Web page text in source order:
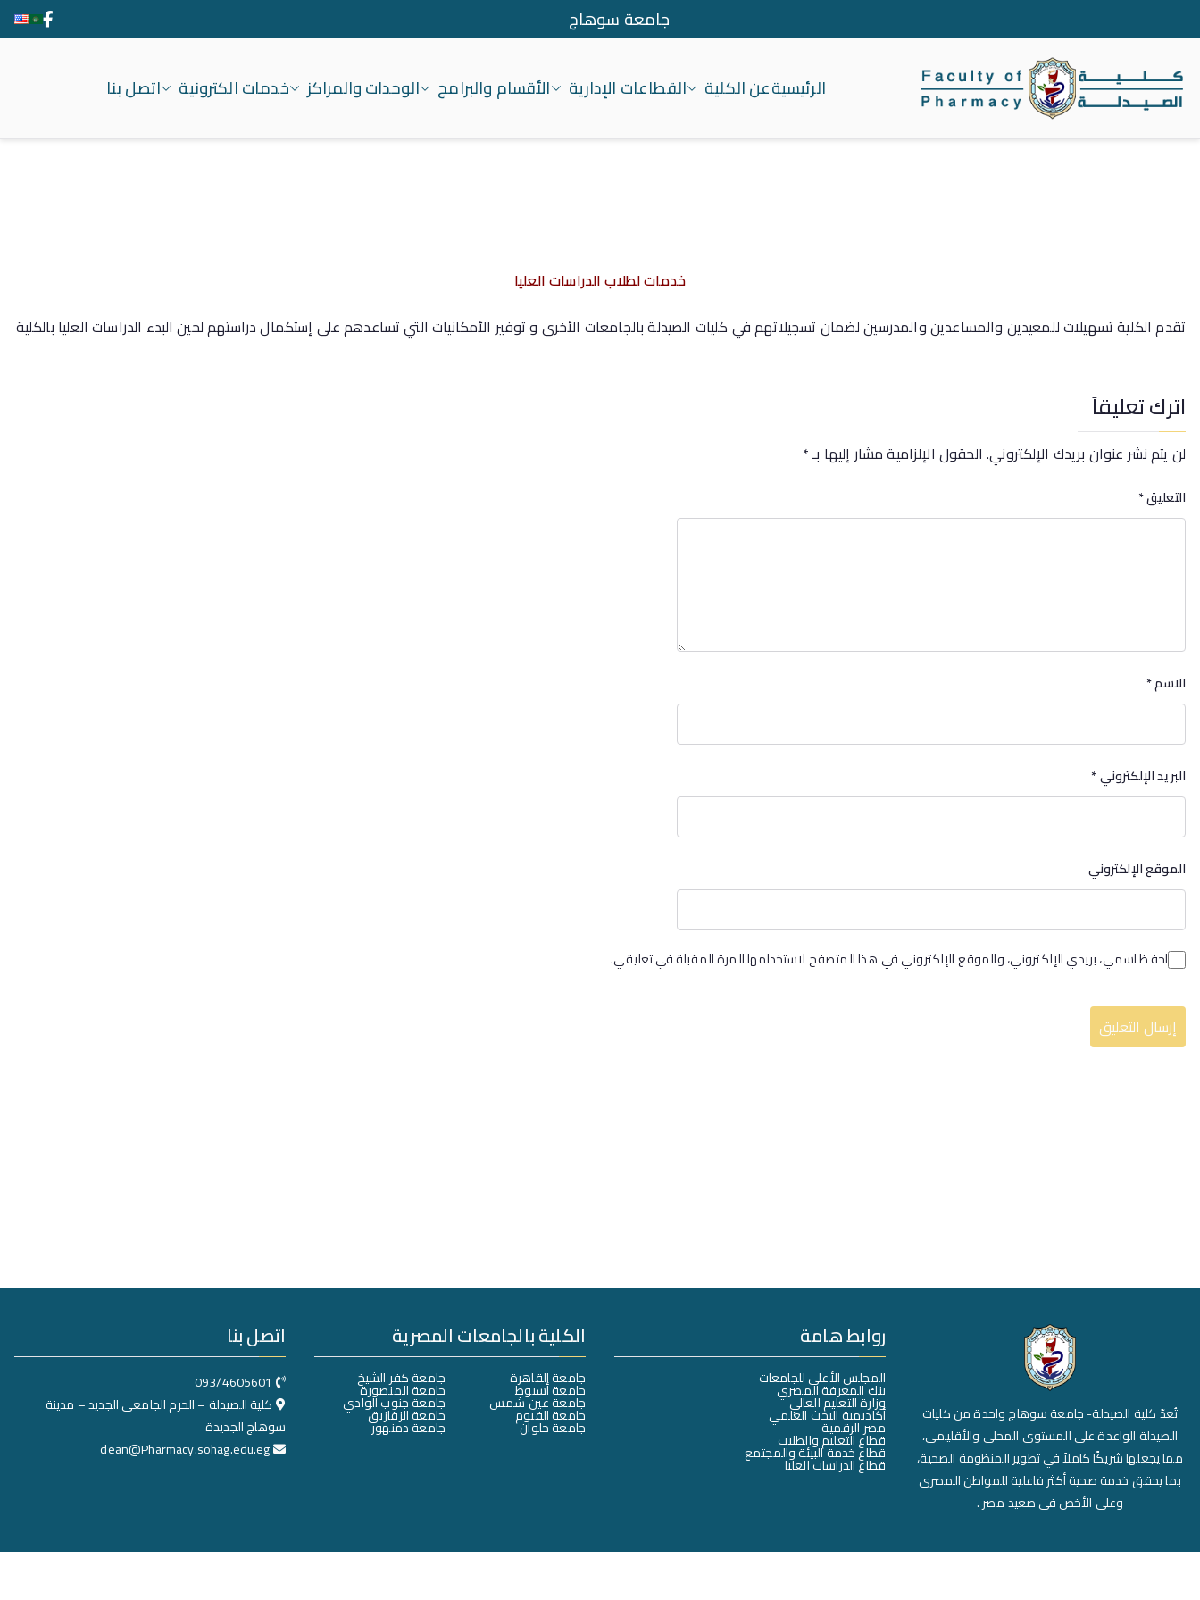
جامعة سوهاج
الرئيسيةعن الكلية القطاعات الإدارية الأقسام والبرامج الوحدات والمراكز خدمات الكترونية اتصل بنا
خدمات لطلاب الدراسات العليا
تقدم الكلية تسهيلات للمعيدين والمساعدين والمدرسين لضمان تسجيلاتهم في كليات الصيدلة بالجامعات الأخرى و توفير الأمكانيات التي تساعدهم على إستكمال دراستهم لحين البدء الدراسات العليا بالكلية
اترك تعليقاً
لن يتم نشر عنوان بريدك الإلكتروني. الحقول الإلزامية مشار إليها بـ*
التعليق*
الاسم*
البريد الإلكتروني*
الموقع الإلكتروني
احفظ اسمي، بريدي الإلكتروني، والموقع الإلكتروني في هذا المتصفح لاستخدامها المرة المقبلة في تعليقي.
تُعدّ كلية الصيدلة- جامعة سوهاج واحدة من كليات
الصيدلة الواعدة على المستوى المحلى والأقليمى،
مما يجعلها شريكًا كاملاً في تطوير المنظومة الصحية،
بما يحقق خدمة صحية أكثر فاعلية للمواطن المصرى
وعلى الأخص فى صعيد مصر .
روابط هامة
المجلس الأعلى للجامعات
بنك المعرفة المصري
وزارة التعليم العالي
أكاديمية البحث العلمي
مصر الرقمية
قطاع التعليم والطلاب
قطاع خدمة البيئة والمجتمع
قطاع الدراسات العليا
الكلية بالجامعات المصرية
جامعة القاهرة
جامعة أسيوط
جامعة عين شمس
جامعة الفيوم
جامعة حلوان
جامعة كفر الشيخ
جامعة المنصورة
جامعة جنوب الوادي
جامعة الزقازيق
جامعة دمنهور
اتصل بنا
093/4605601
كلية الصيدلة – الحرم الجامعى الجديد – مدينة
سوهاج الجديدة
dean@Pharmacy.sohag.edu.eg